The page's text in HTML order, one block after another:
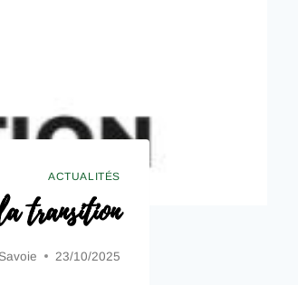
ACTUALITÉS
transition
23/10/2025